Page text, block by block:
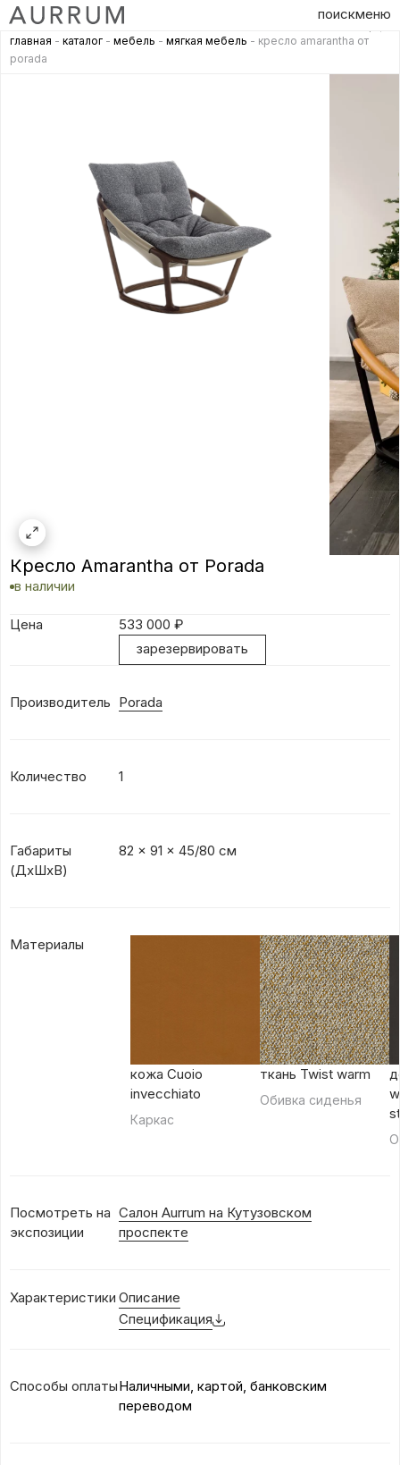
поискменю
главная - каталог - мебель - мягкая мебель - кресло amarantha от
porada
Кресло Amarantha от Porada
в наличии
Цена 533 000 ₽
зарезервировать
Производитель Porada
Количество 1
Габариты
(ДхШхВ)
82 x 91 x 45/80 см
Материалы
кожа Cuoio
invecchiato
Каркас
ткань Twist warm
Обивка сиденья
Посмотреть на
экспозиции
Салон Aurrum на Кутузовском
проспекте
Характеристики Описание
Спецификация
Способы оплатыНаличными, картой, банковским
переводом